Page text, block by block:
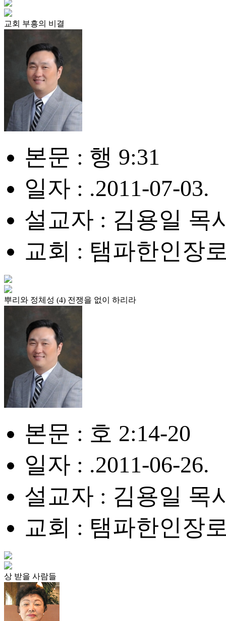
교회 부흥의 비결
본문 : 행 9:31
일자 : .2011-07-03.
설교자 : 김용일 목
교회 : 탬파한인장
뿌리와 정체성 (4) 전쟁을 없이 하리라
본문 : 호 2:14-20
일자 : .2011-06-26.
설교자 : 김용일 목
교회 : 탬파한인장
상 받을 사람들